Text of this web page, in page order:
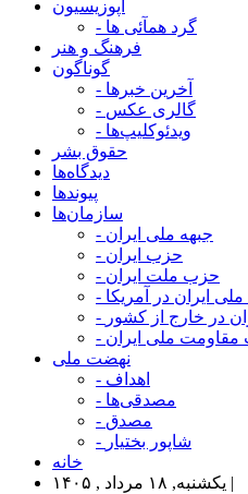
اپوزیسیون
- گرد همآئی ها
فرهنگ و هنر
گوناگون
- آخرین خبرها
- گالری عکس
- ویدئوکلیپ‌ها
حقوق بشر
دیدگاه‌ها
پیوندها
سازمان‌ها
- جبهه ملی ایران
- حزب ایران
- حزب ملت ایران
ایران در آمریکا
در خارج از کشور
مقاومت ملی ایران
نهضت ملی
- اهداف
- مصدقی‌ها
- مصدق
- شاپور بختیار
خانه
یکشنبه, ۱۸ مرداد , ۱۴۰۵ |